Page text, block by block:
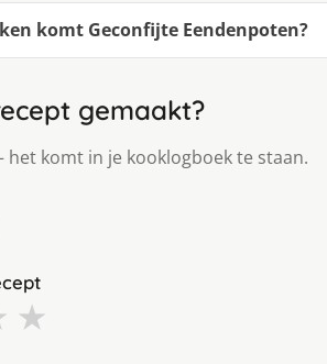
komt Geconfijte Eendenpoten?
gemaakt?
komt in je kooklogboek te staan.
★